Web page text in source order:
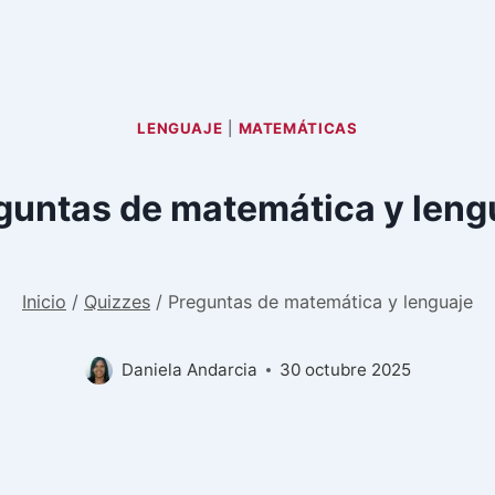
LENGUAJE MATEMÁTICAS
de matemática y
Inicio / Quizzes / Preguntas de matemática y lenguaje
Daniela Andarcia 30 octubre 2025